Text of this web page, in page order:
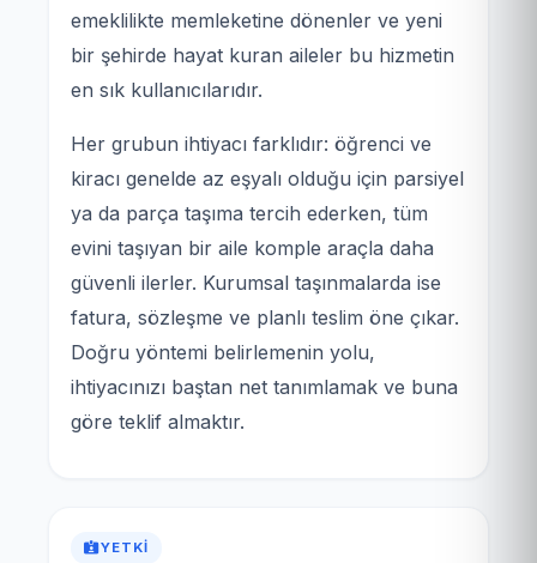
emeklilikte memleketine dönenler ve yeni
bir şehirde hayat kuran aileler bu hizmetin
en sık kullanıcılarıdır.
Her grubun ihtiyacı farklıdır: öğrenci ve
kiracı genelde az eşyalı olduğu için parsiyel
ya da parça taşıma tercih ederken, tüm
evini taşıyan bir aile komple araçla daha
güvenli ilerler. Kurumsal taşınmalarda ise
fatura, sözleşme ve planlı teslim öne çıkar.
Doğru yöntemi belirlemenin yolu,
ihtiyacınızı baştan net tanımlamak ve buna
göre teklif almaktır.
YETKI